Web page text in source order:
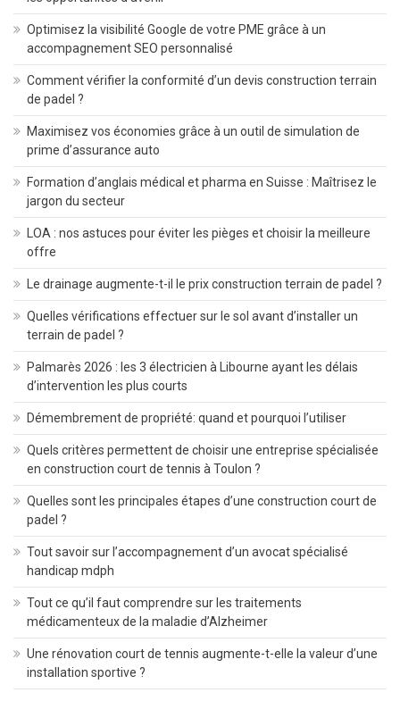
Optimisez la visibilité Google de votre PME grâce à un
accompagnement SEO personnalisé
Comment vérifier la conformité d’un devis construction terrain
de padel ?
Maximisez vos économies grâce à un outil de simulation de
prime d’assurance auto
Formation d’anglais médical et pharma en Suisse : Maîtrisez le
jargon du secteur
LOA : nos astuces pour éviter les pièges et choisir la meilleure
offre
Le drainage augmente-t-il le prix construction terrain de padel ?
Quelles vérifications effectuer sur le sol avant d’installer un
terrain de padel ?
Palmarès 2026 : les 3 électricien à Libourne ayant les délais
d’intervention les plus courts
Démembrement de propriété: quand et pourquoi l’utiliser
Quels critères permettent de choisir une entreprise spécialisée
en construction court de tennis à Toulon ?
Quelles sont les principales étapes d’une construction court de
padel ?
Tout savoir sur l’accompagnement d’un avocat spécialisé
handicap mdph
Tout ce qu’il faut comprendre sur les traitements
médicamenteux de la maladie d’Alzheimer
Une rénovation court de tennis augmente-t-elle la valeur d’une
installation sportive ?